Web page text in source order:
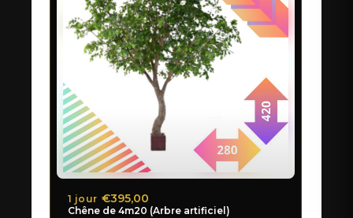
Chêne de 4m20 (Arbre artificiel)
1 jour €395,00